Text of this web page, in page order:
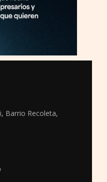
Barrio Recoleta,